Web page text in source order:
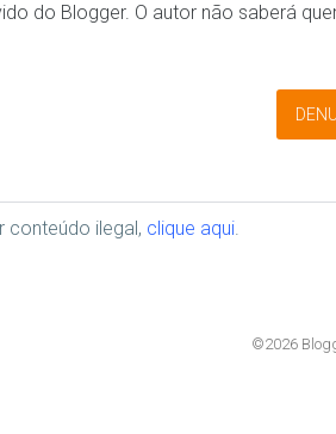
do Blogger. O autor não saberá
conteúdo ilegal, clique aqui.
©2026